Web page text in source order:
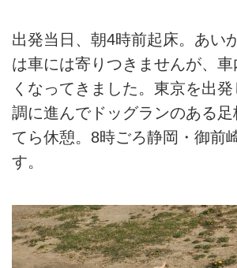
出発当日、朝4時前起床。あい
は車には寄りつきませんが、
くなってきました。東京を出
調に進んでドッグランのある
てら休憩。8時ごろ静岡・御前
す。